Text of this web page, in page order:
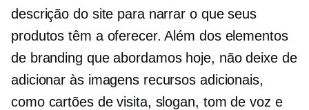
descrição do site para narrar o que seus
produtos têm a oferecer. Além dos elementos
de branding que abordamos hoje, não deixe de
adicionar às imagens recursos adicionais,
como cartões de visita, slogan, tom de voz e